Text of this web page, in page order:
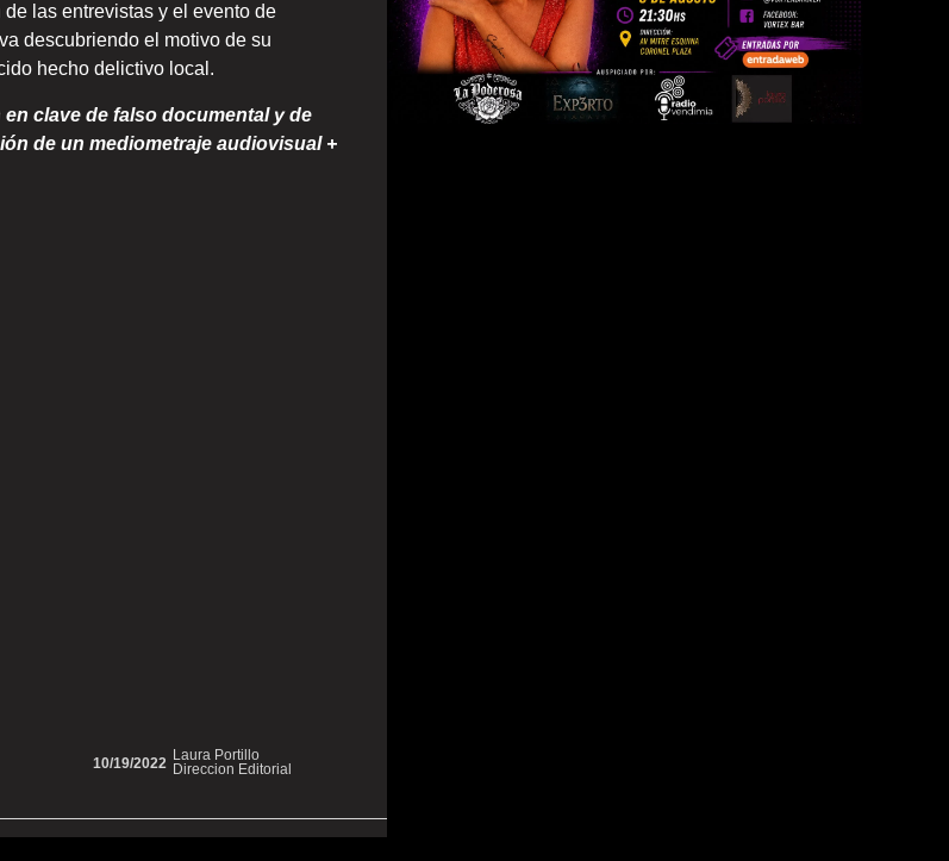
las entrevistas y el evento de
descubriendo el motivo de su
hecho delictivo local.
clave de falso documental y de
de un mediometraje audiovisual +
Laura Portillo
Direccion Editorial
10/19/2022